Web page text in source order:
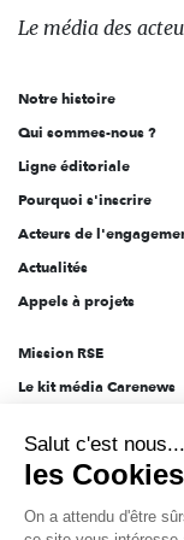
des
l'engagement
Le média des
Notre histoire
Qui sommes-nous ?
Ligne éditoriale
Pourquoi s'inscrire
Acteurs de
Actualités
Appels à projets
Mission RSE
Le kit média Carenews
AEF info
Novethic
PRODURABLE
Salut c'est nous...
les
On a attendu d'être